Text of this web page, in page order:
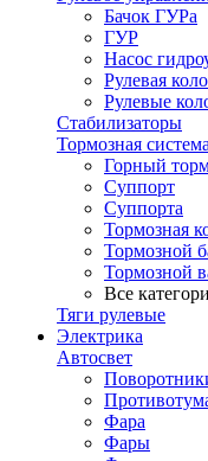
Бачок ГУРа
ГУР
Насос
Рулевая
Рулевые
Стабилизаторы
Тормозная система
Горный
Суппорт
Суппорта
Тормозная
Тормозной
Тормозной
Все
Тяги рулевые
Электрика
Автосвет
Фара
Фары